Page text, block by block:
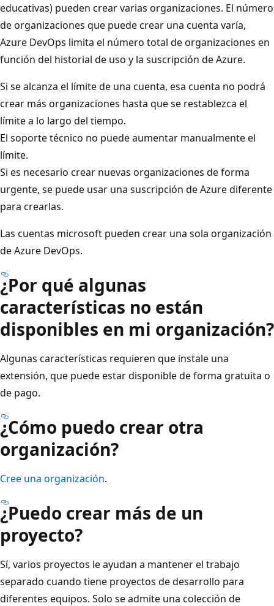
educativas) pueden crear varias organizaciones. El número
de organizaciones que puede crear una cuenta varía,
Azure DevOps limita el número total de organizaciones en
función del historial de uso y la suscripción de Azure.
Si se alcanza el límite de una cuenta, esa cuenta no podrá
crear más organizaciones hasta que se restablezca el
límite a lo largo del tiempo.
El soporte técnico no puede aumentar manualmente el
límite.
Si es necesario crear nuevas organizaciones de forma
urgente, se puede usar una suscripción de Azure diferente
para crearlas.
Las cuentas microsoft pueden crear una sola organización
de Azure DevOps.
¿Por qué algunas
características no están
disponibles en mi organización?
Algunas características requieren que instale una
extensión, que puede estar disponible de forma gratuita o
de pago.
¿Cómo puedo crear otra
organización?
Cree una organización.
¿Puedo crear más de un
proyecto?
Sí, varios proyectos le ayudan a mantener el trabajo
separado cuando tiene proyectos de desarrollo para
diferentes equipos. Solo se admite una colección de